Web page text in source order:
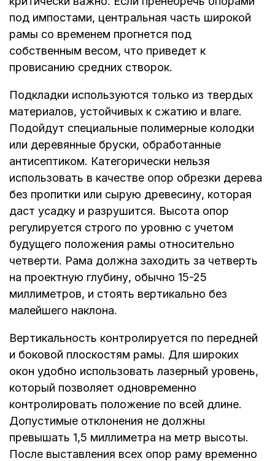
под импостами, центральная часть широкой
рамы со временем прогнется под
собственным весом, что приведет к
провисанию средних створок.
Подкладки используются только из твердых
материалов, устойчивых к сжатию и влаге.
Подойдут специальные полимерные колодки
или деревянные бруски, обработанные
антисептиком. Категорически нельзя
использовать в качестве опор обрезки дерева
без пропитки или сырую древесину, которая
даст усадку и разрушится. Высота опор
регулируется строго по уровню с учетом
будущего положения рамы относительно
четверти. Рама должна заходить за четверть
на проектную глубину, обычно 15-25
миллиметров, и стоять вертикально без
малейшего наклона.
Вертикальность контролируется по передней
и боковой плоскостям рамы. Для широких
окон удобно использовать лазерный уровень,
который позволяет одновременно
контролировать положение по всей длине.
Допустимые отклонения не должны
превышать 1,5 миллиметра на метр высоты.
После выставления всех опор раму временно